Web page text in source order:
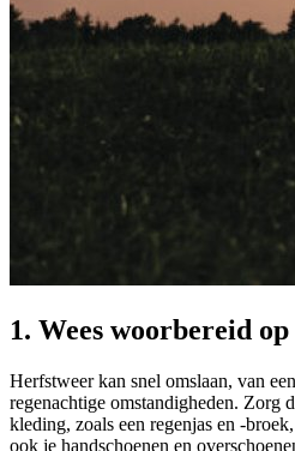
1. Wees woorbereid
Herfstweer kan snel omslaan, van
regenachtige omstandigheden. Zorg
kleding, zoals een regenjas en -
ook je handschoenen en